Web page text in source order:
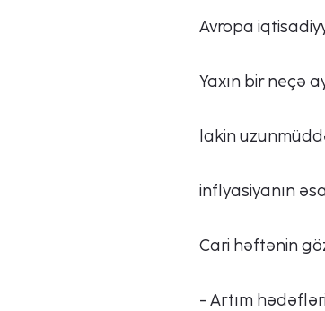
Avropa
Yaxın bir neçə
lakin
inflyasiyanın
Cari həftənin
- Artım